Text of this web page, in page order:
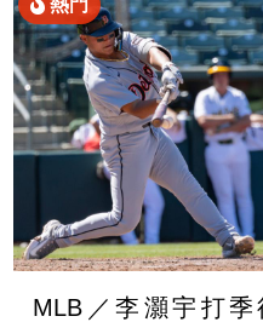
熱門
MLB／李灝宇打